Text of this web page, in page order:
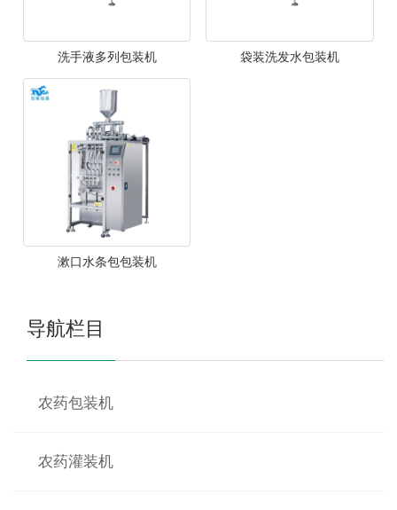
洗手液多列包装机 袋装洗发水包装机
漱口水条包包装机
导航栏目
农药包装机
农药灌装机